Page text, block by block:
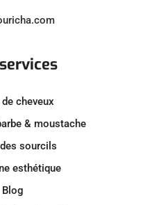
cheveux
& moustache
sourcils
esthétique
Blog